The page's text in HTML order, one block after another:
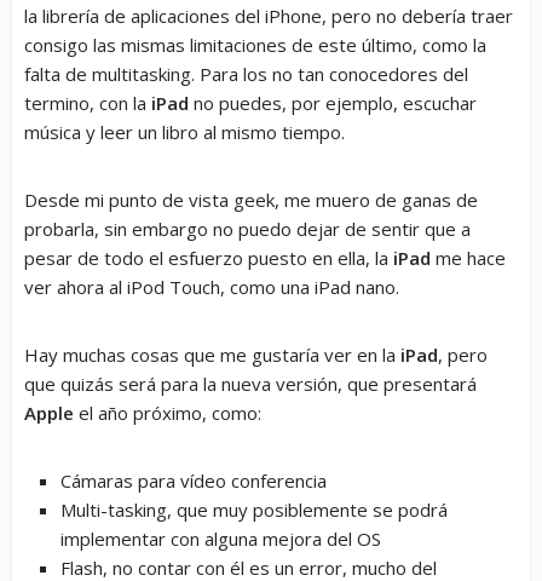
la librería de aplicaciones del iPhone, pero no debería traer
consigo las mismas limitaciones de este último, como la
falta de multitasking. Para los no tan conocedores del
termino, con la iPad no puedes, por ejemplo, escuchar
música y leer un libro al mismo tiempo.
Desde mi punto de vista geek, me muero de ganas de
probarla, sin embargo no puedo dejar de sentir que a
pesar de todo el esfuerzo puesto en ella, la iPad me hace
ver ahora al iPod Touch, como una iPad nano.
Hay muchas cosas que me gustaría ver en la iPad, pero
que quizás será para la nueva versión, que presentará
Apple el año próximo, como:
Cámaras para vídeo conferencia
Multi-tasking, que muy posiblemente se podrá
implementar con alguna mejora del OS
Flash, no contar con él es un error, mucho del